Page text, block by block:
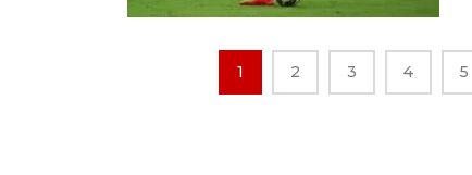
1 2 3 4 5